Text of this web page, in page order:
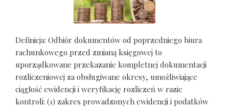
Definicja: Odbiór dokumentów od poprzedniego biura
rachunkowego przed zmianą księgowej to
uporządkowane przekazanie kompletnej dokumentacji
rozliczeniowej za obsługiwane okresy, umożliwiające
ciągłość ewidencji i weryfikację rozliczeń w razie
kontroli: (1) zakres prowadzonych ewidencji i podatków